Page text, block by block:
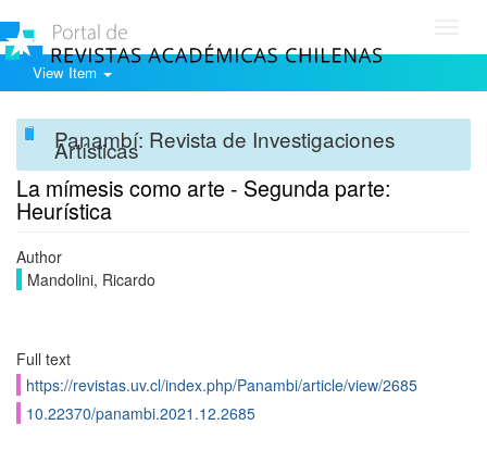
View Item
Panambí: Revista de Investigaciones
Artísticas
La mímesis como arte - Segunda parte:
Heurística
Author
Mandolini, Ricardo
Full text
https://revistas.uv.cl/index.php/Panambi/article/view/2685
10.22370/panambi.2021.12.2685